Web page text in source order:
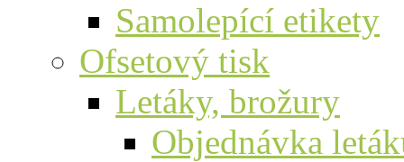
Samolepící etikety
Ofsetový tisk
Letáky, brožury
Objednávka